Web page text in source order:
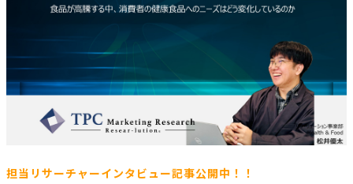
担当リサーチャーインタビュー記事公開中！！